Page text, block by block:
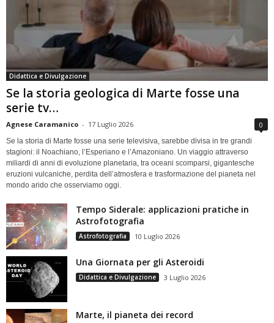
Didattica e Divulgazione
Se la storia geologica di Marte fosse una
serie tv…
Agnese Caramanico - 17 Luglio 2026 0
Se la storia di Marte fosse una serie televisiva, sarebbe divisa in tre grandi
stagioni: il Noachiano, l’Esperiano e l’Amazoniano. Un viaggio attraverso
miliardi di anni di evoluzione planetaria, tra oceani scomparsi, gigantesche
eruzioni vulcaniche, perdita dell’atmosfera e trasformazione del pianeta nel
mondo arido che osserviamo oggi.
Tempo Siderale: applicazioni pratiche in
Astrofotografia
Astrofotografia 10 Luglio 2026
Una Giornata per gli Asteroidi
Didattica e Divulgazione 3 Luglio 2026
Marte, il pianeta dei record